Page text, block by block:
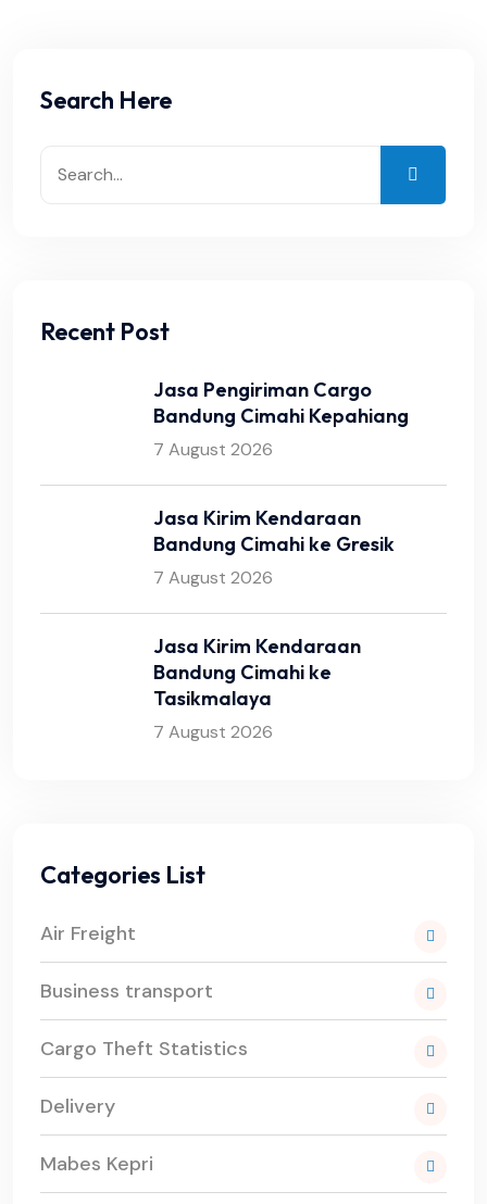
Search Here
Recent Post
Jasa Pengiriman Cargo
Bandung Cimahi Kepahiang
7 August 2026
Jasa Kirim Kendaraan
Bandung Cimahi ke Gresik
7 August 2026
Jasa Kirim Kendaraan
Bandung Cimahi ke
Tasikmalaya
7 August 2026
Categories List
Air Freight
Business transport
Cargo Theft Statistics
Delivery
Mabes Kepri